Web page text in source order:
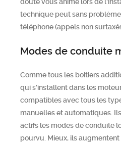
technique peut sans
téléphone (appels non
Modes de conduite
Comme tous les boitiers
qui s'installent dans les
compatibles avec tous les
manuelles et automatiques.
actifs les modes de conduite
pourvu. Mieux, ils